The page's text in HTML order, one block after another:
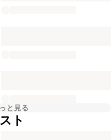
と見る
ト